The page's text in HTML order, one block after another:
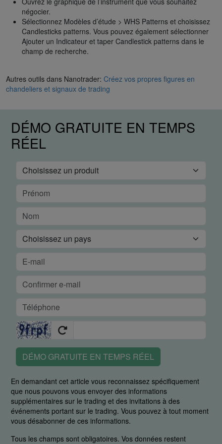
négocier.
Sélectionnez Modèles d’étude > WHS Patterns et choisissez
Candlesticks patterns. Vous pouvez également sélectionner
Ajouter un Indicateur et taper Candlestick patterns dans le
champ de recherche.
Autres outils dans Nanotrader: Créez vos propres figures en
chandeliers et signaux de trading
DÉMO GRATUITE EN TEMPS
RÉEL
DÉMO GRATUITE EN TEMPS RÉEL
En demandant cet article vous reconnaissez spécifiquement
que nous pouvons vous envoyer des informations
supplémentaires sur le trading et des invitations à des
événements portant sur le trading. Vous pouvez à tout moment
vous désabonner de ces informations.
Tous les champs sont obligatoires. Vos données restent